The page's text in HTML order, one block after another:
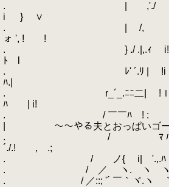
. | ,'./ / | ﾏ |
i } ∨
. | /, ,' __|__
ォ ', ! !
. } ./ .|,.ｨ i! ´
ﾄ l
. ﾚ' ´.ﾘ | !i イ lﾋﾘ
ﾊ.|
. r_´_.ﾆﾆ二| !ｌ !i: :
ﾊ | i!
. / ￣￣ﾊ ! : lﾚ: : :
| ～～やる夫とおっぱいゴー
. / ﾏ ﾊ .| ､
´./.! , .;
. / ノ{ i| '.,.ﾊ |^^
. / ／ ヽ. ヽ ヽﾏ |.､
. / ／::; '´ ￣｀ヾ.ヽ ｀.ﾍ